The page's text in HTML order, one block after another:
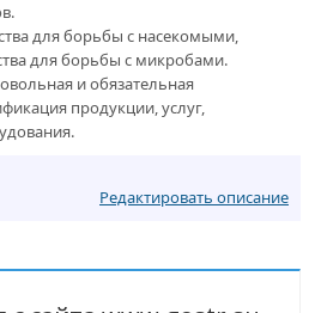
для борьбы с насекомыми,
для борьбы с микробами.
и обязательная
продукции, услуг,
Редактировать описание